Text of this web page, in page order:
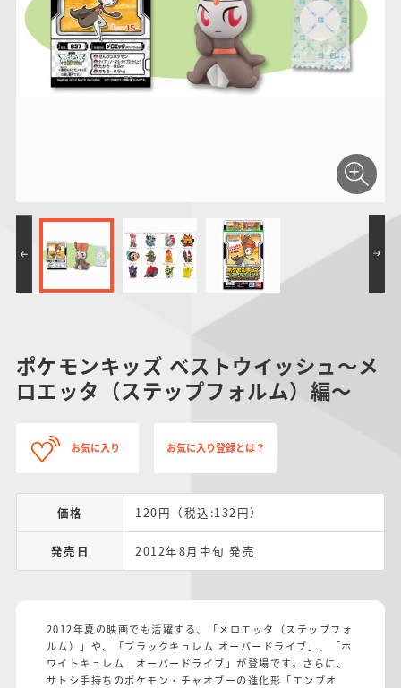
仮面ライダーシリー
ズ
PROJECT R.E.D.・
スーパー戦隊シリー
ズ
ガンダムシリーズ
ポケットモンスター
アンパンマン
サンリオキャラクタ
キャラパキ
つりグミ
にふぉるめーしょん
＆スクエアシール
SMPシリーズ
ポケモンスケールワ
ポケモンキッズ ベストウイッシュ～メ
ロエッタ（ステップフォルム）編～
お気に入り お気に入り登録とは？
価格 120円（税込:132円）
発売日 2012年8月中旬 発売
2012年夏の映画でも活躍する、「メロエッタ（ステップフォ
ルム）」や、「ブラックキュレム オーバードライブ」、「ホ
ワイトキュレム オーバードライブ」が登場です。さらに、
サトシ手持ちのポケモン・チャオブーの進化形「エンブオ